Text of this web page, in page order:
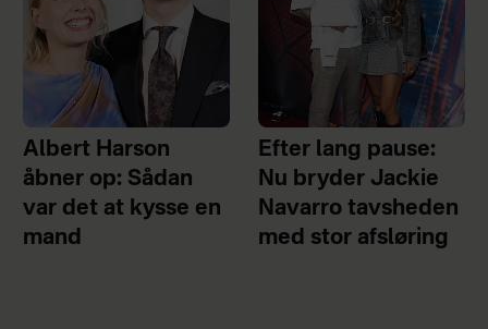
Albert Harson
åbner op: Sådan
var det at kysse en
mand
Efter lang pause:
Nu bryder Jackie
Navarro tavsheden
med stor afsløring